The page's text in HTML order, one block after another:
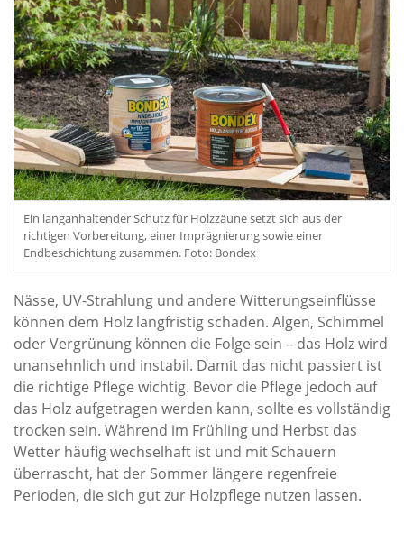
Ein langanhaltender Schutz für Holzzäune setzt sich aus der
richtigen Vorbereitung, einer Imprägnierung sowie einer
Endbeschichtung zusammen. Foto: Bondex
Nässe, UV-Strahlung und andere Witterungseinflüsse
können dem Holz langfristig schaden. Algen, Schimmel
oder Vergrünung können die Folge sein – das Holz wird
unansehnlich und instabil. Damit das nicht passiert ist
die richtige Pflege wichtig. Bevor die Pflege jedoch auf
das Holz aufgetragen werden kann, sollte es vollständig
trocken sein. Während im Frühling und Herbst das
Wetter häufig wechselhaft ist und mit Schauern
überrascht, hat der Sommer längere regenfreie
Perioden, die sich gut zur Holzpflege nutzen lassen.